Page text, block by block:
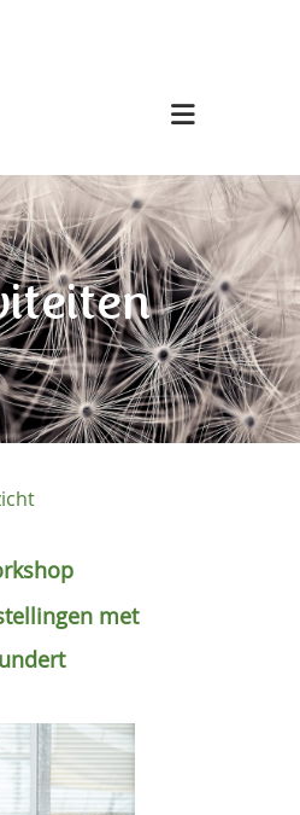
met
VIJF33
OVER ONS
AT WORK
VAN DER MAARL
AGENDA